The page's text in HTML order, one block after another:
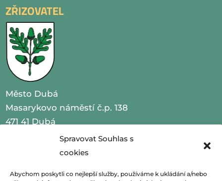
Spravovat Souhlas s
cookies
Abychom poskytli co nejlepší služby, používáme k ukládání a/nebo
ZŘIZOVATEL
Město Dubá
Masarykovo náměstí č.p. 138
471 41 Dubá
IČO 00260479